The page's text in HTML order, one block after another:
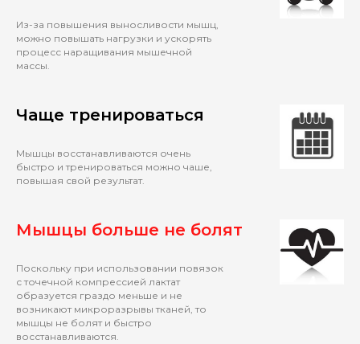
Из-за повышения выносливости мышц,
можно повышать нагрузки и ускорять
процесс наращивания мышечной
массы.
Чаще тренироваться
Мышцы восстанавливаются очень
быстро и тренироваться можно чаше,
повышая свой результат.
Мышцы больше не болят
Поскольку при использовании повязок
с точечной компрессией лактат
образуется граздо меньше и не
возникают микроразрывы тканей, то
мышцы не болят и быстро
восстанавливаются.